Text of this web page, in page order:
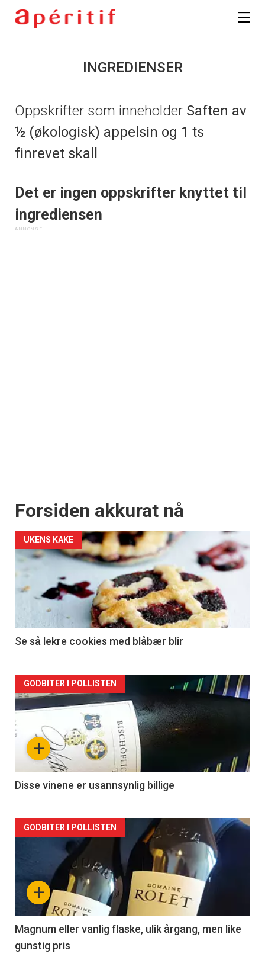
INGREDIENSER
Oppskrifter som inneholder Saften av
½ (økologisk) appelsin og 1 ts
finrevet skall
Det er ingen oppskrifter knyttet til
ingrediensen
Forsiden akkurat nå
UKENS KAKE
Se så lekre cookies med blåbær blir
Forsiden
akkurat
nå
2
+
GODBITER I POLLISTEN
Disse vinene er usannsynlig billige
Forsiden
akkurat
nå
3
+
GODBITER I POLLISTEN
Magnum eller vanlig flaske, ulik årgang, men like
gunstig pris